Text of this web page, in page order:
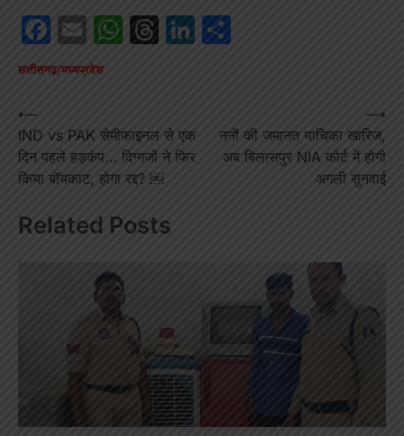
Facebook
EmailWhatsApp
Threads
LinkedIn
छत्तीसगढ़/मध्यप्रदेश
Post
navigation
⟵
IND vs PAK सेमीफाइनल से एक
दिन पहले हड़कंप… दिग्गजों ने फिर
किया बॉयकाट, होगा रद्द? ￼
ननों की जमानत याचिका खारिज,
अब बिलासपुर NIA कोर्ट में होगी
अगली सुनवाई
⟶
Related Posts